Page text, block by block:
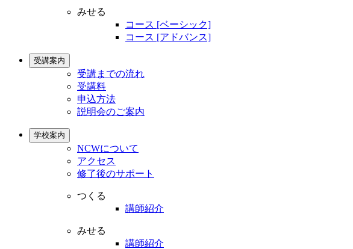
みせる
コース [ベーシック]
コース [アドバンス]
受講案内
受講までの流れ
受講料
申込方法
説明会のご案内
学校案内
NCWについて
アクセス
修了後のサポート
つくる
講師紹介
みせる
講師紹介